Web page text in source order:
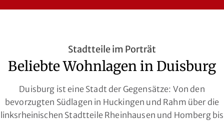
Stadtteile im Porträt
Beliebte Wohnlagen in Duisburg
Duisburg ist eine Stadt der Gegensätze: Von den
bevorzugten Südlagen in Huckingen und Rahm über die
linksrheinischen Stadtteile Rheinhausen und Homberg bis